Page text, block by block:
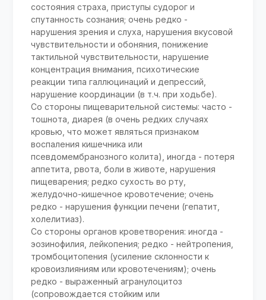
состояния страха, приступы судорог и
спутанность сознания; очень редко -
нарушения зрения и слуха, нарушения вкусовой
чувствительности и обоняния, понижение
тактильной чувствительности, нарушение
концентрация внимания, психотические
реакции типа галлюцинаций и депрессий,
нарушение координации (в т.ч. при ходьбе).
Со стороны пищеварительной системы: часто -
тошнота, диарея (в очень редких случаях
кровью, что может являться признаком
воспаления кишечника или
псевдомембранозного колита), иногда - потеря
аппетита, рвота, боли в животе, нарушения
пищеварения; редко сухость во рту,
желудочно-кишечное кровотечение; очень
редко - нарушения функции печени (гепатит,
холелитиаз).
Со стороны органов кроветворения: иногда -
эозинофилия, лейкопения; редко - нейтропения,
тромбоцитопения (усиление склонности к
кровоизлияниям или кровотечениям); очень
редко - выраженный агранулоцитоз
(сопровождается стойким или